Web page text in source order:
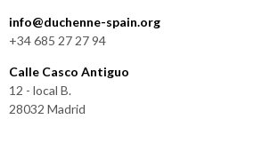
info@duchenne-spain.org
+34 685 27 27 94
Calle Casco Antiguo
12 - local B.
28032 Madrid